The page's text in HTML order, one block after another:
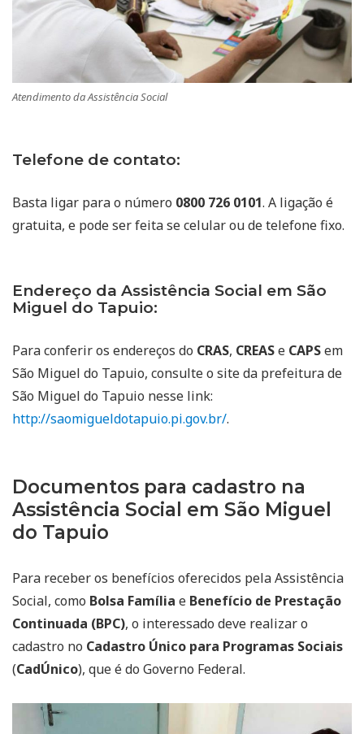
Atendimento da Assistência Social
Telefone de contato:
Basta ligar para o número 0800 726 0101. A ligação é
gratuita, e pode ser feita se celular ou de telefone fixo.
Endereço da Assistência Social em São
Miguel do Tapuio:
Para conferir os endereços do CRAS, CREASe CAPSem
São Miguel do Tapuio, consulte o site da prefeitura de
São Miguel do Tapuio nesse link:
http://saomigueldotapuio.pi.gov.br/.
Documentos para cadastro na
Assistência Social em São Miguel
do Tapuio
Para receber os benefícios oferecidos pela Assistência
Social, como Bolsa Família e Benefício de Prestação
Continuada (BPC), o interessado deve realizar o
cadastro no Cadastro Único para Programas Sociais
(CadÚnico), que é do Governo Federal.